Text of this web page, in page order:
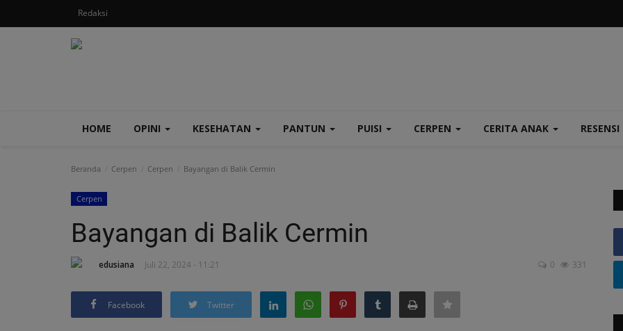
Redaksi
HOME OPINI KESEHATAN PANTUN PUISI CERPEN CERITA ANAK RESENSI
Beranda Cerpen Cerpen Bayangan di Balik Cermin
Cerpen
Bayangan di Balik Cermin
edusiana Juli 22, 2024 - 11:21 0 331
Facebook Twitter